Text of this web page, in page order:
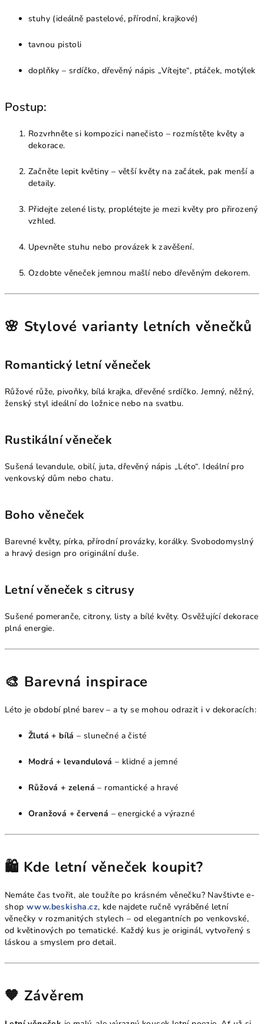
stuhy (ideálně pastelové, přírodní, krajkové)
tavnou pistoli
doplňky – srdíčko, dřevěný nápis „Vítejte“, ptáček, motýlek
Postup:
Rozvrhněte si kompozici nanečisto – rozmístěte květy a
dekorace.
Začněte lepit květiny – větší květy na začátek, pak menší a
detaily.
Přidejte zelené listy, proplétejte je mezi květy pro přirozený
vzhled.
Upevněte stuhu nebo provázek k zavěšení.
Ozdobte věneček jemnou mašlí nebo dřevěným dekorem.
🌸 Stylové varianty letních věnečků
Romantický letní věneček
Růžové růže, pivoňky, bílá krajka, dřevěné srdíčko. Jemný, něžný,
ženský styl ideální do ložnice nebo na svatbu.
Rustikální věneček
Sušená levandule, obilí, juta, dřevěný nápis „Léto“. Ideální pro
venkovský dům nebo chatu.
Boho věneček
Barevné květy, pírka, přírodní provázky, korálky. Svobodomyslný
a hravý design pro originální duše.
Letní věneček s citrusy
Sušené pomeranče, citrony, listy a bílé květy. Osvěžující dekorace
plná energie.
🎨 Barevná inspirace
Léto je období plné barev – a ty se mohou odrazit i v dekoracích:
Žlutá + bílá – slunečné a čisté
Modrá + levandulová – klidné a jemné
Růžová + zelená – romantické a hravé
Oranžová + červená – energické a výrazné
🛍️ Kde letní věneček koupit?
Nemáte čas tvořit, ale toužíte po krásném věnečku? Navštivte e-
shop www.beskisha.cz, kde najdete ručně vyráběné letní
věnečky v rozmanitých stylech – od elegantních po venkovské,
od květinových po tematické. Každý kus je originál, vytvořený s
láskou a smyslem pro detail.
🧡 Závěrem